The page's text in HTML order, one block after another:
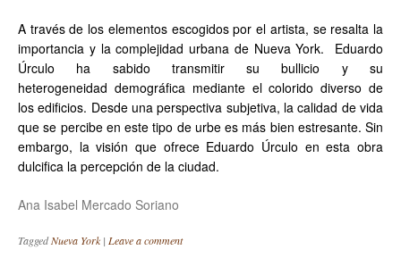
A través de los elementos escogidos por el artista, se resalta la
importancia y la complejidad urbana de Nueva York. Eduardo
Úrculo ha sabido transmitir su bullicio y su
heterogeneidad demográfica mediante el colorido diverso de
los edificios. Desde una perspectiva subjetiva, la calidad de vida
que se percibe en este tipo de urbe es más bien estresante. Sin
embargo, la visión que ofrece Eduardo Úrculo en esta obra
dulcifica la percepción de la ciudad.
Ana Isabel Mercado Soriano
TaggedNueva York | Leave a comment